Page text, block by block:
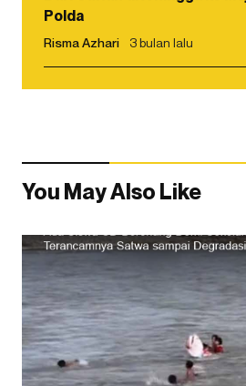
Polda
Risma Azhari 3 bulan lalu
You May Also Like